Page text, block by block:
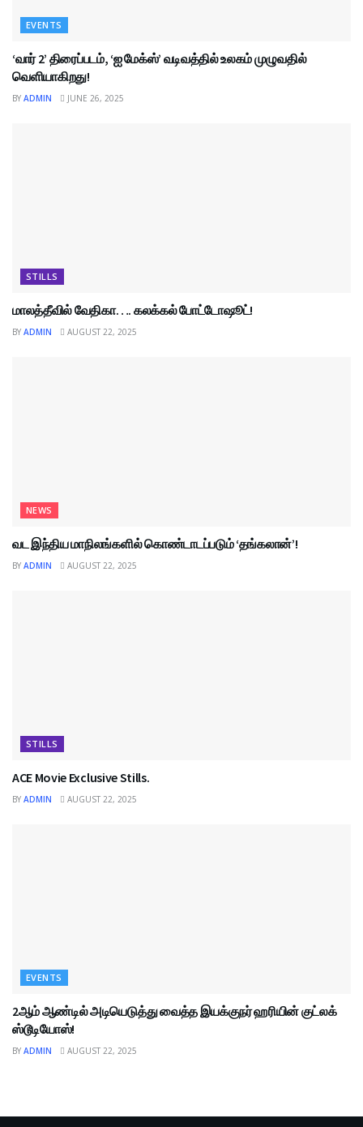
EVENTS
‘வார் 2’ திரைப்படம், ‘ஐ மேக்ஸ்’ வடிவத்தில் உலகம் முழுவதில்
வெளியாகிறது!
BY ADMIN JUNE 26, 2025
STILLS
மாலத்தீவில் வேதிகா…. கலக்கல் போட்டோஷூட்!
BY ADMIN AUGUST 22, 2025
NEWS
வட இந்திய மாநிலங்களில் கொண்டாடப்படும் ‘தங்கலான்’!
BY ADMIN AUGUST 22, 2025
STILLS
ACE Movie Exclusive Stills.
BY ADMIN AUGUST 22, 2025
EVENTS
2ஆம் ஆண்டில் அடியெடுத்து வைத்த இயக்குநர் ஹரியின் குட்லக்
ஸ்டூடியோஸ்!
BY ADMIN AUGUST 22, 2025